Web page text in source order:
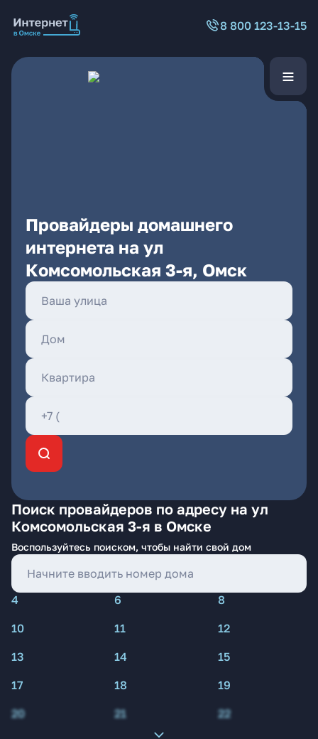
8 800 123-13-15
Провайдеры домашнего
интернета на ул
Комсомольская 3-я, Омск
Поиск провайдеров по адресу на ул
Комсомольская 3-я в Омске
Воспользуйтесь поиском, чтобы найти свой дом
4 6
8
10
11
12
13
14
15
17
18
19
20
21 22